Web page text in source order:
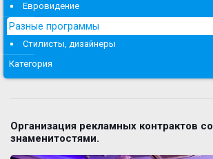
Евровидение
Разные программы
Стилисты, дизайнеры
Категория
Организация рекламных контрактов со
знаменитостями.